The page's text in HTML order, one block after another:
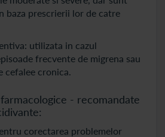
baza prescrierii lor de catre
utilizata in cazul
frecvente de migrena sau
cefalee cronica.
- recomandate
corectarea problemelor